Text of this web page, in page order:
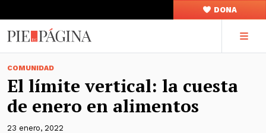
DONA
COMUNIDAD
El límite vertical: la cuesta
de enero en alimentos
23 enero, 2022